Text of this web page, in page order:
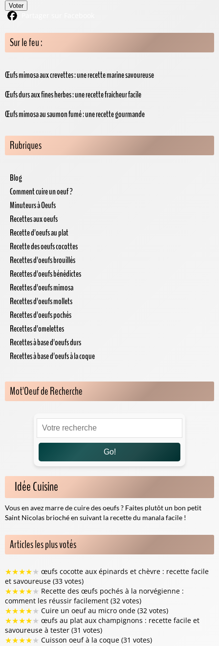
Voter
Sur le feu :
Œufs mimosa aux crevettes : une recette marine savoureuse
Œufs durs aux fines herbes : une recette fraîcheur facile
Œufs mimosa au saumon fumé : une recette gourmande
Rubriques
Blog
Comment cuire un oeuf ?
Minuteurs à Oeufs
Recettes aux oeufs
Recette d'oeufs au plat
Recette des oeufs cocottes
Recettes d'oeufs brouillés
Recettes d'oeufs bénédictes
Recettes d'oeufs mimosa
Recettes d'oeufs mollets
Recettes d'oeufs pochés
Recettes d'omelettes
Recettes à base d'oeufs durs
Recettes à base d'oeufs à la coque
Mot'Oeuf de Recherche
Go!
Idée Cuisine
Vous en avez marre de cuire des oeufs ? Faites plutôt un bon petit
Saint Nicolas brioché en suivant la recette du manalafacile !
Articles les plus votés
★★★★★ œufs cocotte aux épinards et chèvre : recette facile
et savoureuse (33 votes)
★★★★★ Recette des œufs pochés à la norvégienne :
comment les réussir facilement (32 votes)
★★★★★ Cuire un oeuf au micro onde (32 votes)
★★★★★ œufs au plat aux champignons : recette facile et
savoureuse à tester (31 votes)
★★★★★ Cuisson oeuf à la coque (31 votes)